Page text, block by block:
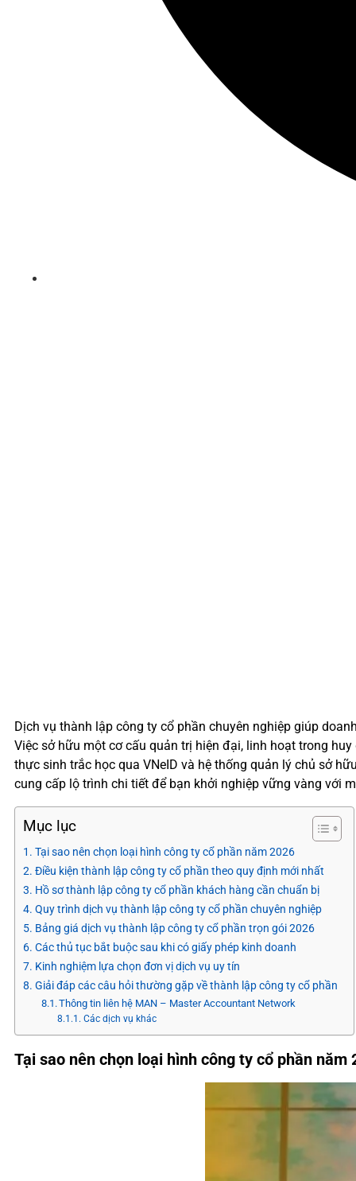
Dịch vụ thành lập công ty cổ phần chuyên nghiệp giúp
Việc sở hữu một cơ cấu quản trị hiện đại, linh hoạt trong
thực sinh trắc học qua VNeID và hệ thống quản lý chủ sở
cung cấp lộ trình chi tiết để bạn khởi nghiệp vững vàng với
Mục lục
Tại sao nên chọn loại hình công ty cổ phần năm 2026
Điều kiện thành lập công ty cổ phần theo quy định mới nhất
Hồ sơ thành lập công ty cổ phần khách hàng cần chuẩn bị
Quy trình dịch vụ thành lập công ty cổ phần chuyên nghiệp
Bảng giá dịch vụ thành lập công ty cổ phần trọn gói 2026
Các thủ tục bắt buộc sau khi có giấy phép kinh doanh
Kinh nghiệm lựa chọn đơn vị dịch vụ uy tín
Giải đáp các câu hỏi thường gặp về thành lập công ty cổ phần
Thông tin liên hệ MAN – Master Accountant Network
Các dịch vụ khác
Tại sao nên chọn loại hình công ty cổ phần năm